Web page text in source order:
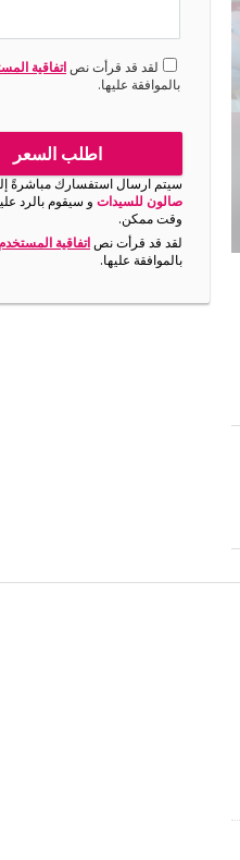
لقد قد قرأت نصاتفاقية
بالموافقة عليها.
اطلب السعر
سيتم ارسال استفسارك مباشرةً
صالون للسيدات و سيقوم بالرد
وقت ممكن.
لقد قد قرأت نصاتفاقية
بالموافقة عليها.